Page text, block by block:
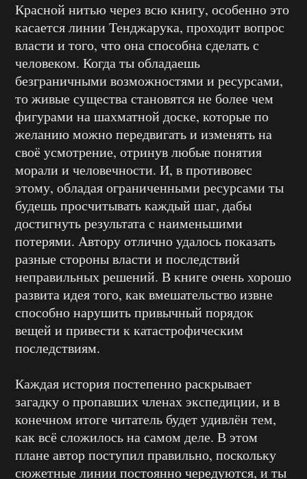
Красной нитью через всю книгу, особенно это
касается линии Тенджарука, проходит вопрос
власти и того, что она способна сделать с
человеком. Когда ты обладаешь
безграничными возможностями и ресурсами,
то живые существа становятся не более чем
фигурами на шахматной доске, которые по
желанию можно передвигать и изменять на
своё усмотрение, отринув любые понятия
морали и человечности. И, в противовес
этому, обладая ограниченными ресурсами ты
будешь просчитывать каждый шаг, дабы
достигнуть результата с наименьшими
потерями. Автору отлично удалось показать
разные стороны власти и последствий
неправильных решений. В книге очень хорошо
развита идея того, как вмешательство извне
способно нарушить привычный порядок
вещей и привести к катастрофическим
последствиям.
Каждая история постепенно раскрывает
загадку о пропавших членах экспедиции, и в
конечном итоге читатель будет удивлён тем,
как всё сложилось на самом деле. В этом
плане автор поступил правильно, поскольку
сюжетные линии постоянно чередуются, и ты